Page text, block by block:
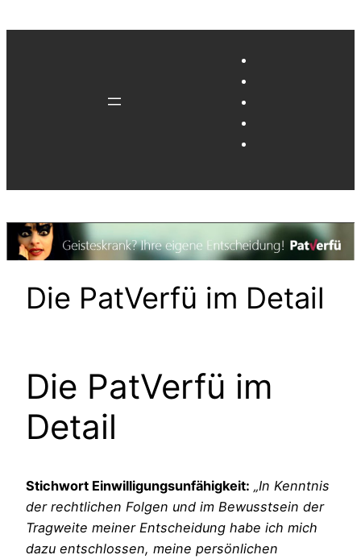
Die PatVerfü im Detail
Die PatVerfü im
Detail
Stichwort Einwilligungsunfähigkeit: „In Kenntnis
der rechtlichen Folgen und im Bewusstsein der
Tragweite meiner Entscheidung habe ich mich
dazu entschlossen, meine persönlichen